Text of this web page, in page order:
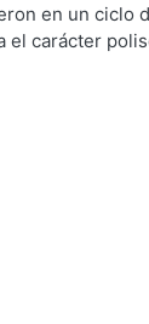
;
Pablo;
en un ciclo
el carácter